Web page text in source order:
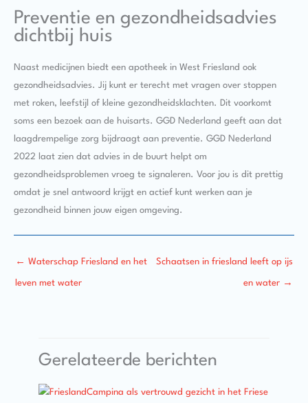
Preventie en gezondheidsadvies
dichtbij huis
Naast medicijnen biedt een apotheek in West Friesland ook
gezondheidsadvies. Jij kunt er terecht met vragen over stoppen
met roken, leefstijl of kleine gezondheidsklachten. Dit voorkomt
soms een bezoek aan de huisarts. GGD Nederland geeft aan dat
laagdrempelige zorg bijdraagt aan preventie. GGD Nederland
2022 laat zien dat advies in de buurt helpt om
gezondheidsproblemen vroeg te signaleren. Voor jou is dit prettig
omdat je snel antwoord krijgt en actief kunt werken aan je
gezondheid binnen jouw eigen omgeving.
← Waterschap Friesland en het
leven met water
Schaatsen in friesland leeft op ijs
en water →
Gerelateerde berichten